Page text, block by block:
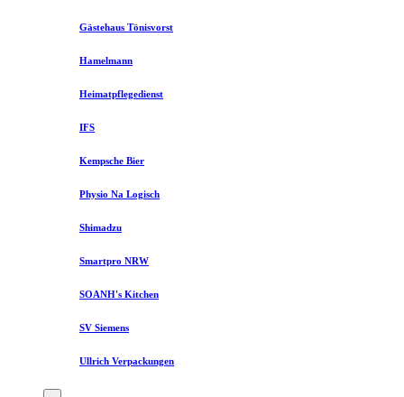
Gästehaus Tönisvorst
Hamelmann
Heimatpflegedienst
IFS
Kempsche Bier
Physio Na Logisch
Shimadzu
Smartpro NRW
SOANH's Kitchen
SV Siemens
Ullrich Verpackungen